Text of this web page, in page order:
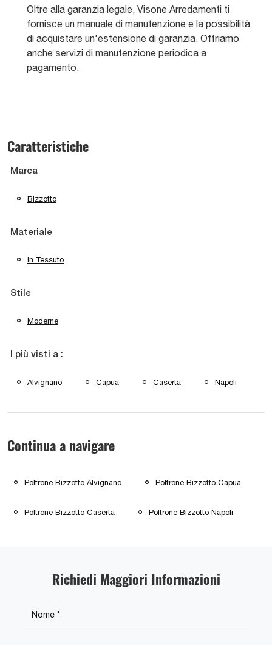
Oltre alla garanzia legale, Visone Arredamenti ti
fornisce un manuale di manutenzione e la possibilità
di acquistare un'estensione di garanzia. Offriamo
anche servizi di manutenzione periodica a
pagamento.
Caratteristiche
Marca
Bizzotto
Materiale
In Tessuto
Stile
Moderne
I più visti a :
Alvignano Capua Caserta Napoli
Continua a navigare
Poltrone Bizzotto Alvignano Poltrone Bizzotto Capua
Poltrone Bizzotto Caserta Poltrone Bizzotto Napoli
Richiedi Maggiori Informazioni